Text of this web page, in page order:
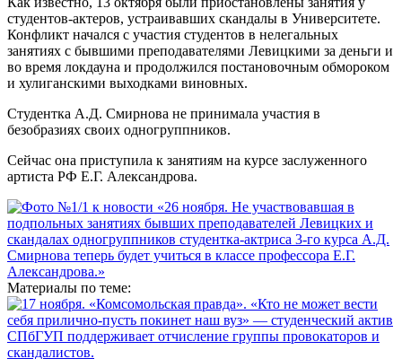
студентов-актеров, устраивавших скандалы в Университете.
Конфликт начался с участия студентов в нелегальных
занятиях с бывшими преподавателями Левицкими за деньги и
во время локдауна и продолжился постановочным обмороком
и хулиганскими выходками виновных.
Студентка А.Д. Смирнова не принимала участия в
безобразиях своих одногруппников.
Сейчас она приступила к занятиям на курсе заслуженного
артиста РФ Е.Г. Александрова.
Материалы по теме: